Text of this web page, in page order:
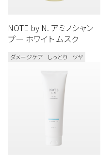
クNOTE by N. アミノシャン
プー ホワイト ムスク
ダメージケア しっとり ツヤ